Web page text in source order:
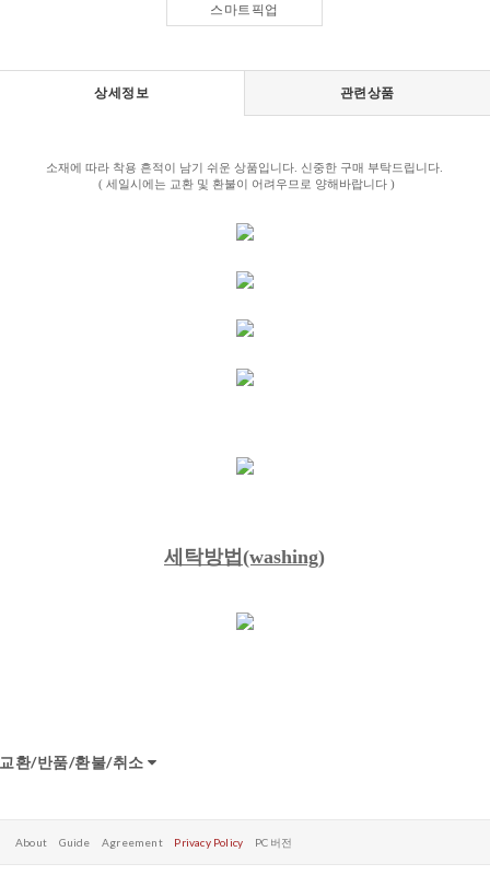
스마트픽업
상세정보 관련상품
소재에 따라 착용 흔적이 남기 쉬운 상품입니다. 신중한 구매 부탁드립니다.
( 세일시에는 교환 및 환불이 어려우므로 양해바랍니다 )
세탁방법(washing)
교환/반품/환불/취소
About Guide Agreement Privacy Policy PC 버전